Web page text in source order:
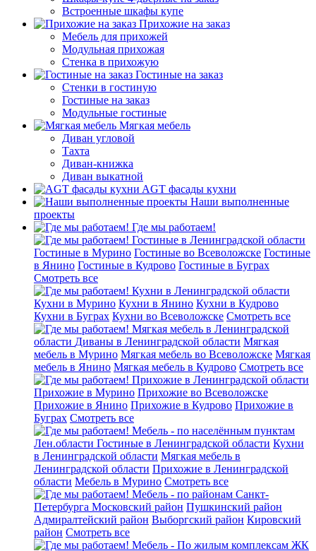
Встроенные шкафы купе
Прихожие на заказ
Мебель для прихожей
Модульная прихожая
Стенка в прихожую
Гостиные на заказ
Стенки в гостиную
Гостиные на заказ
Модульные гостиные
Мягкая мебель
Диван угловой
Тахта
Диван-книжка
Диван выкатной
AGT фасады кухни
Наши выполненные
проекты
Где мы работаем!
Гостиные в Ленинградской области
Гостиные в Мурино Гостиные во Всеволожске Гостиные
в Янино Гостиные в Кудрово Гостиные в Буграх
Смотреть все
Кухни в Ленинградской области
Кухни в Мурино Кухни в Янино Кухни в Кудрово
Кухни в Буграх Кухни во Всеволожске Смотреть все
Мягкая мебель в Ленинградской
области Диваны в Ленинградской области Мягкая
мебель в Мурино Мягкая мебель во Всеволожске Мягкая
мебель в Янино Мягкая мебель в Кудрово Смотреть все
Прихожие в Ленинградской области
Прихожие в Мурино Прихожие во Всеволожске
Прихожие в Янино Прихожие в Кудрово Прихожие в
Буграх Смотреть все
Мебель - по населённым пунктам
Лен.области Гостиные в Ленинградской области Кухни
в Ленинградской области Мягкая мебель в
Ленинградской области Прихожие в Ленинградской
области Мебель в Мурино Смотреть все
Мебель - по районам Санкт-
Петербурга Московский район Пушкинский район
Адмиралтейский район Выборгский район Кировский
район Смотреть все
Мебель - По жилым комплексам ЖК